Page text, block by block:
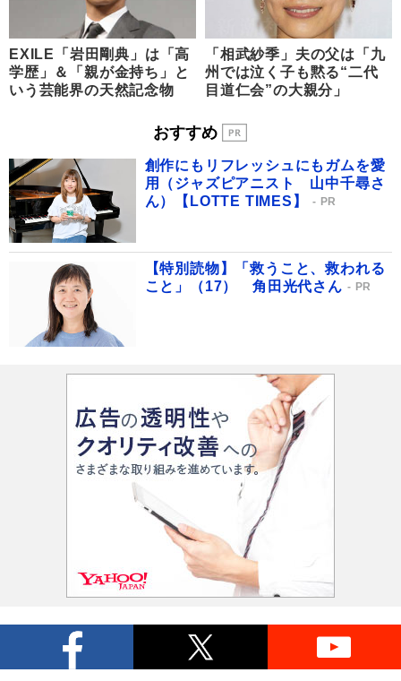
EXILE「岩田剛典」は「高
学歴」＆「親が金持ち」と
いう芸能界の天然記念物
「相武紗季」夫の父は「九
州では泣く子も黙る“二代
目道仁会”の大親分」
おすすめ
創作にもリフレッシュにもガムを愛
用（ジャズピアニスト 山中千尋さ
ん）【LOTTE TIMES】
PR
【特別読物】「救うこと、救われる
こと」（17） 角田光代さん
PR